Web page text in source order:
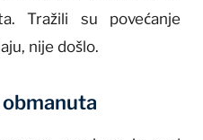
Tražili su povećanje
nije došlo.